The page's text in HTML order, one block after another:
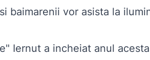
baimarenii vor asista la
Iernut a incheiat anul